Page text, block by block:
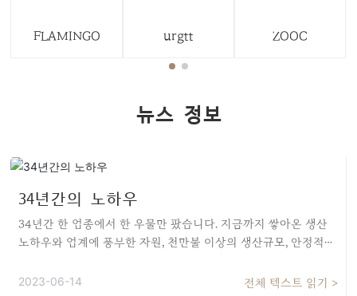
FLAMINGO urgtt ZOOC
뉴스 정보
34년간의 노하우
34년간 한 업종에서 한 우물만 팠습니다. 지금까지 쌓아온 생산
노하우와 업계에 풍부한 자원, 천만불 이상의 생산규모, 안정적이
자원우세, 우월한 경쟁력”의 밑거름이 되어 고객님들이 업계에서
2023-06-14 전체 텍스트 읽기 >